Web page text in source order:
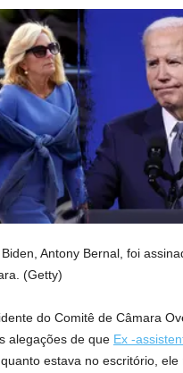
Antony Bernal, foi
(Getty)
do Comitê de Câmara
alegações de que Ex -
estava no escritório, ele